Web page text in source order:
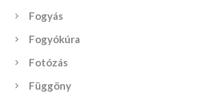
Fogyás
Fogyókúra
Fotózás
Függöny